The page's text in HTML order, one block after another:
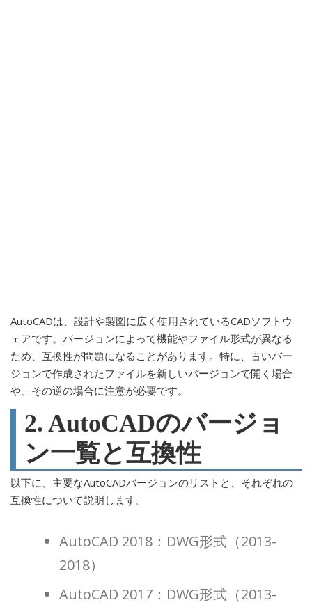
AutoCADは、設計や製図に広く使用されているCADソフトウ
ェアです。バージョンによって機能やファイル形式が異なる
ため、互換性が問題になることがあります。特に、古いバー
ジョンで作成されたファイルを新しいバージョンで開く場合
や、その逆の場合に注意が必要です。
2. AutoCADのバージョ
ン一覧と互換性
以下に、主要なAutoCADバージョンのリストと、それぞれの
互換性について説明します。
AutoCAD 2018：DWG形式（2013-
2018）
AutoCAD 2017：DWG形式（2013-